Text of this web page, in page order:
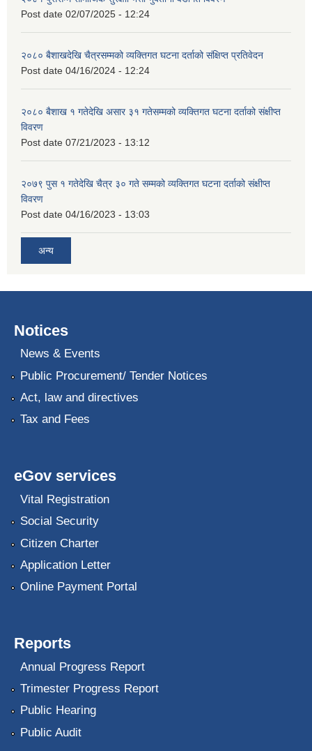
Post date 02/07/2025 - 12:24
२०८० बैशाखदेखि चैत्रसम्मको व्यक्तिगत घटना दर्ताको संक्षिप्त प्रतिवेदन
Post date 04/16/2024 - 12:24
२०८० बैशाख १ गतेदेखि असार ३१ गतेसम्मको व्यक्तिगत घटना दर्ताको संक्षीप्त
विवरण
Post date 07/21/2023 - 13:12
२०७९ पुस १ गतेदेखि चैत्र ३० गते सम्मको व्यक्तिगत घटना दर्ताको संक्षीप्त
विवरण
Post date 04/16/2023 - 13:03
अन्य
Notices
News & Events
Public Procurement/ Tender Notices
Act, law and directives
Tax and Fees
eGov services
Vital Registration
Social Security
Citizen Charter
Application Letter
Online Payment Portal
Reports
Annual Progress Report
Trimester Progress Report
Public Hearing
Public Audit